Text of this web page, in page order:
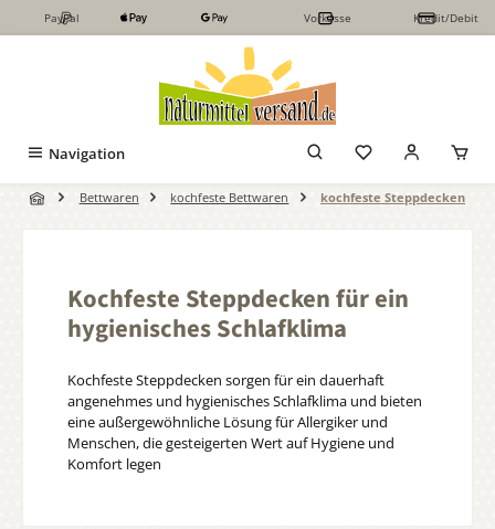
Zum Hauptinhalt springen
PayPal Vorkasse Kredit/Debit
Navigation
Bettwaren kochfeste Bettwaren kochfeste Steppdecken
Kochfeste Steppdecken für ein
hygienisches Schlafklima
Kochfeste Steppdecken sorgen für ein dauerhaft
angenehmes und hygienisches Schlafklima und bieten
eine außergewöhnliche Lösung für Allergiker und
Menschen, die gesteigerten Wert auf Hygiene und
Komfort legen